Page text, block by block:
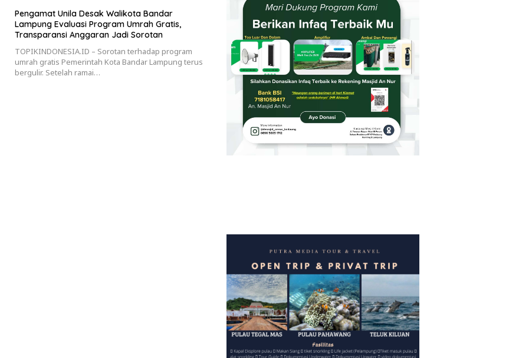
Pengamat Unila Desak Walikota Bandar
Lampung Evaluasi Program Umrah Gratis,
Transparansi Anggaran Jadi Sorotan
TOPIKINDONESIA.ID – Sorotan terhadap program
umrah gratis Pemerintah Kota Bandar Lampung terus
bergulir. Setelah ramai…